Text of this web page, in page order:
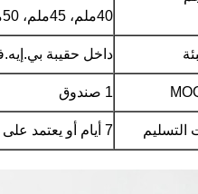
40ملم، 45ملم، 50ملم، 55ملم في كل ذراع
داخل حقيبة
1 صندوق
التسليم 7 أيام أو يعتمد على إذا كان لديك مخزون